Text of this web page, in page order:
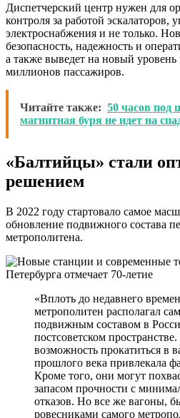
Диспетчерский центр нужен для
контроля за работой эскалаторов,
электроснабжения и не только.
безопасность, надежность и
а также выведет на новый уровень
миллионов пассажиров.
Читайте также: 50 часов под
магнитная буря не идет на
«Балтийцы» стали
решением
В 2022 году стартовало самое
обновление подвижного состава
метрополитена.
«Вплоть до недавнего
метрополитен располагал
подвижным составом в
постсоветском
возможность прокатиться в
прошлого века привлекала
Кроме того, они могут
запасом прочности с
отказов. Но все же вагоны,
ровесниками самого